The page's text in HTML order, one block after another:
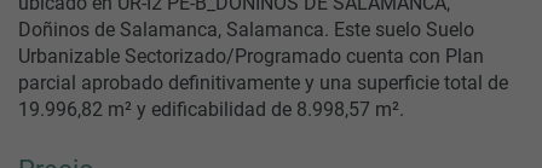
Doñinos de Salamanca, Salamanca. Este suelo Suelo
Urbanizable Sectorizado/Programado cuenta con Plan
parcial aprobado definitivamente y una superficie total de
19.996,82 m² y edificabilidad de 8.998,57 m².